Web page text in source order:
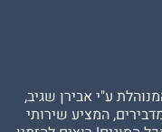
אבירן שגיב,
שירותי